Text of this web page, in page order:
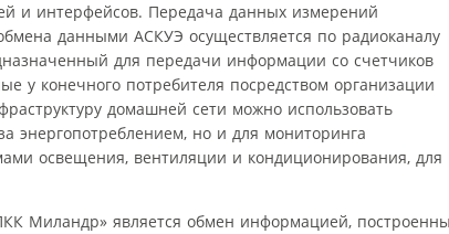
и интерфейсов. Передача данных измерений
данными АСКУЭ осуществляется по радиоканалу
для передачи информации со счетчиков
у конечного потребителя посредством организации
домашней сети можно использовать
энергопотреблением, но и для мониторинга
освещения, вентиляции и кондиционирования, для
Миландр» является обмен информацией,